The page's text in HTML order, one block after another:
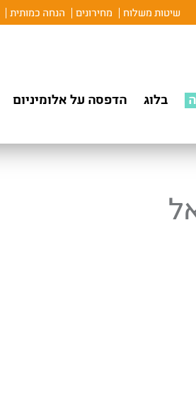
שיטות משלוח מחירונים הנחה כמותית
בלוג הדפסה על אלומיניום